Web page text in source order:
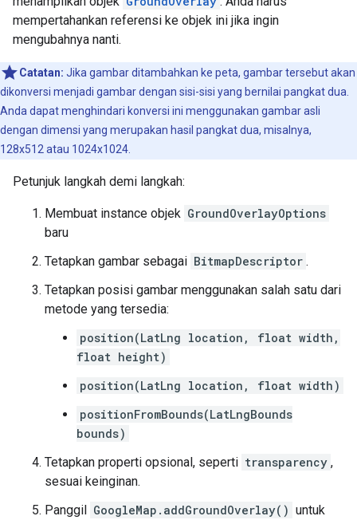
mempertahankan referensi ke objek ini jika ingin
mengubahnya nanti.
Catatan: Jika gambar ditambahkan ke peta, gambar tersebut akan
dikonversi menjadi gambar dengan sisi-sisi yang bernilai pangkat dua.
Anda dapat menghindari konversi ini menggunakan gambar asli
dengan dimensi yang merupakan hasil pangkat dua, misalnya,
128x512 atau 1024x1024.
Petunjuk langkah demi langkah:
Membuat instance objek GroundOverlayOptions
baru
Tetapkan gambar sebagai BitmapDescriptor .
Tetapkan posisi gambar menggunakan salah satu dari
metode yang tersedia:
position(LatLng location, float width,
float height)
position(LatLng location, float width)
positionFromBounds(LatLngBounds
bounds)
Tetapkan properti opsional, seperti transparency ,
sesuai keinginan.
Panggil
GoogleMap.addGroundOverlay() untuk